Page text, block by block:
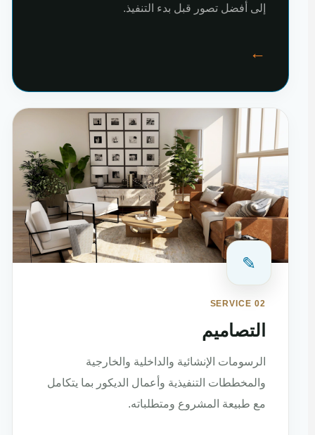
إلى أفضل تصور قبل بدء التنفيذ.
←
✎
SERVICE 02
التصاميم
الرسومات الإنشائية والداخلية والخارجية
والمخططات التنفيذية وأعمال الديكور بما يتكامل
مع طبيعة المشروع ومتطلباته.